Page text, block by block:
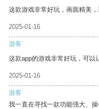
这款游戏非常好玩，画面精美，
2025-01-16
游客
这款app的游戏非常好玩，可以
2025-01-16
游客
我一直在寻找一款功能强大、